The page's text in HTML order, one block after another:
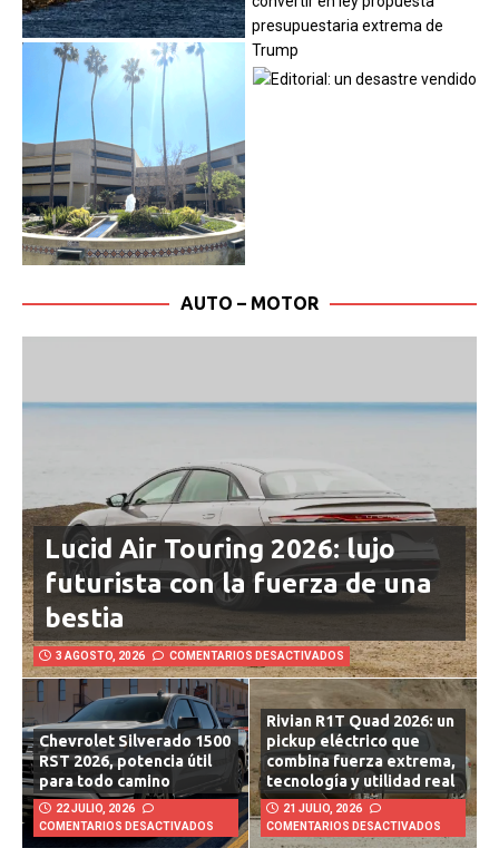
Lucid Air Touring 2026: lujo
futurista con la fuerza de una
bestia
3 AGOSTO, 2026 COMENTARIOS DESACTIVADOS
Chevrolet Silverado 1500
RST 2026, potencia útil
para todo camino
22 JULIO, 2026
COMENTARIOS DESACTIVADOS
Rivian R1T Quad 2026: un
pickup eléctrico que
combina fuerza extrema,
tecnología y utilidad real
21 JULIO, 2026
COMENTARIOS DESACTIVADOS